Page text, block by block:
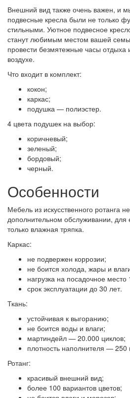
Внешний вид также очень важен, и
подвесные кресла были не только
стильными. Уютное подвесное
станут любимым местом вашей
провести безмятежные часы отдыха
воздухе.
Что входит в комплект:
кокон;
каркас;
подушка — полиэстер.
4 цвета подушек на выбор:
коричневый;
зеленый;
бордовый;
черный.
Особенности
Мебель из искусственного ротанга
дополнительном обслуживании, для
только влажная тряпка.
Каркас:
не подвержен коррозии;
не боится холода, жары и
нагрузка на посадочное место
срок эксплуатации до 30 лет.
Ткань:
устойчивая к выгоранию;
не боится воды и влаги;
мартиндейл — 20.000 циклов;
плотность наполнителя — 250
Ротанг:
красивый внешний вид;
более 100 вариантов цветов;